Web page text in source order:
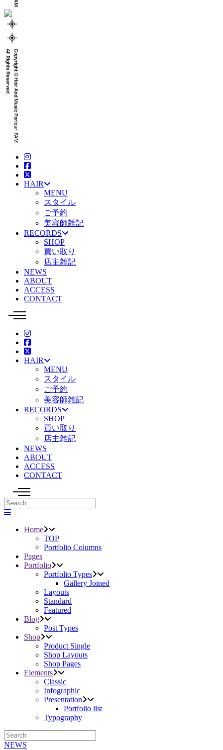
HAIR
MENU
スタイル
ご予約
美容師雑記
RECORDS
SHOP
買い取り
店主雑記
NEWS
ABOUT
ACCESS
CONTACT
HAIR
MENU
スタイル
ご予約
美容師雑記
RECORDS
SHOP
買い取り
店主雑記
NEWS
ABOUT
ACCESS
CONTACT
Home
TOP
Portfolio Columns
Pages
Portfolio
Portfolio Types
Gallery Joined
Layouts
Standard
Featured
Blog
Post Types
Shop
Product Single
Shop Layouts
Shop Pages
Elements
Classic
Infographic
Presentation
Portfolio list
Typography
NEWS